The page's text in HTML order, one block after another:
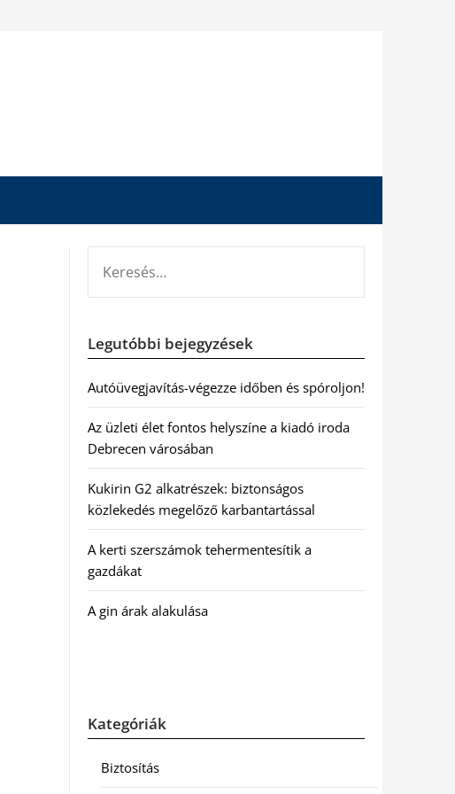
Legutóbbi bejegyzések
Autóüvegjavítás-végezze időben és spóroljon!
Az üzleti élet fontos helyszíne a kiadó iroda
Debrecen városában
Kukirin G2 alkatrészek: biztonságos
közlekedés megelőző karbantartással
A kerti szerszámok tehermentesítik a
gazdákat
A gin árak alakulása
Kategóriák
Biztosítás